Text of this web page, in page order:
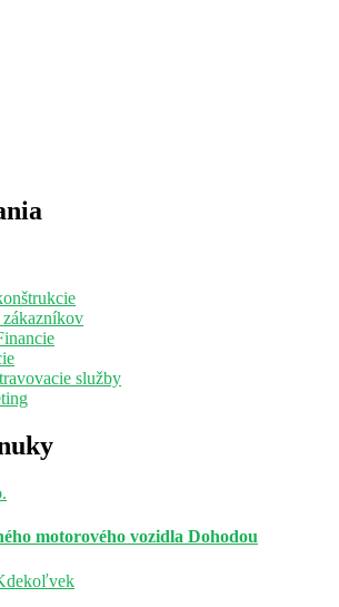
služby
motorového vozidla Dohodou